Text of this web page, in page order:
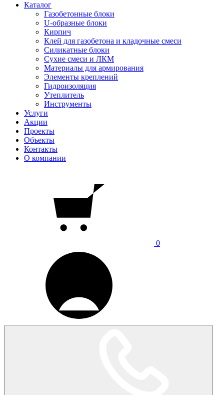
Каталог
Газобетонные блоки
U-образные блоки
Кирпич
Клей для газобетона и кладочные смеси
Силикатные блоки
Сухие смеси и ЛКМ
Материалы для армирования
Элементы креплений
Гидроизоляция
Утеплитель
Инструменты
Услуги
Акции
Проекты
Объекты
Контакты
О компании
0